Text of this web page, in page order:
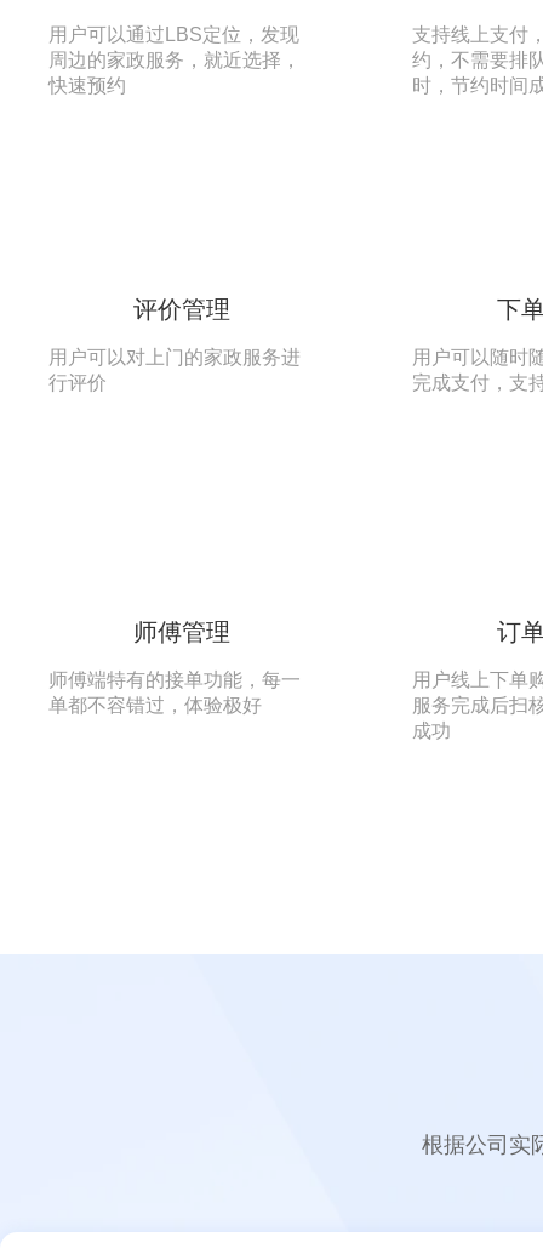
用户可以通过LBS定位，发现
周边的家政服务，就近选择，
快速预约
支持线上支付
约，不需要排
时，节约时间
评价管理
用户可以对上门的家政服务进
行评价
下
用户可以随时
完成支付，支
师傅管理
师傅端特有的接单功能，每一
单都不容错过，体验极好
订
用户线上下单
服务完成后扫
成功
根据公司实